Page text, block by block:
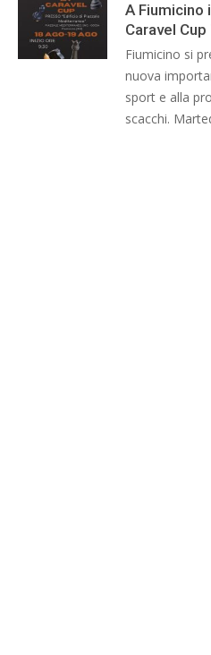
A Fiumicino
Caravel Cup
Fiumicino si
nuova
sport e alla
scacchi.